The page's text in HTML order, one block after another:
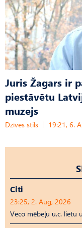
Juris Žagars ir
piestāvētu
muzejs
Dzīves stils 19:21, 6.
Citi
23:25, 2. Aug, 2026
Veco mēbeļu u.c. lietu